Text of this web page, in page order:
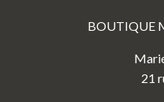
BOUTIQUE
21